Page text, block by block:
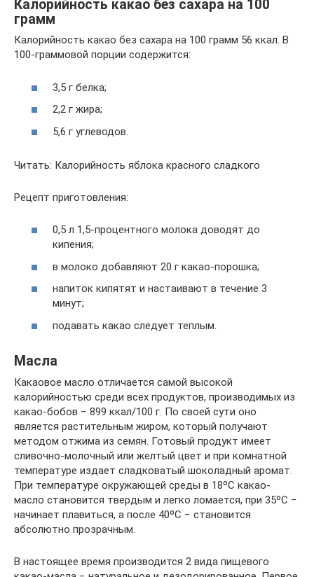
Калорийность какао без сахара на 100
грамм
Калорийность какао без сахара на 100 грамм 56 ккал. В
100-граммовой порции содержится:
3,5 г белка;
2,2 г жира;
5,6 г углеводов.
Читать: Калорийность яблока красного сладкого
Рецепт приготовления:
0,5 л 1,5-процентного молока доводят до
кипения;
в молоко добавляют 20 г какао-порошка;
напиток кипятят и настаивают в течение 3
минут;
подавать какао следует теплым.
Масла
Какаовое масло отличается самой высокой
калорийностью среди всех продуктов, производимых из
какао-бобов − 899 ккал/100 г. По своей сути оно
является растительным жиром, который получают
методом отжима из семян. Готовый продукт имеет
сливочно-молочный или желтый цвет и при комнатной
температуре издает сладковатый шоколадный аромат.
При температуре окружающей среды в 18ºС какао-
масло становится твердым и легко ломается, при 35ºС −
начинает плавиться, а после 40ºС − становится
абсолютно прозрачным.
В настоящее время производится 2 вида пищевого